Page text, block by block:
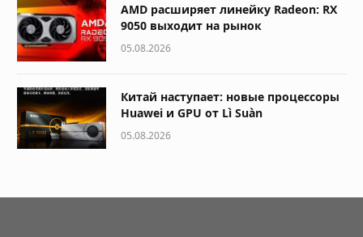
AMD расширяет линейку Radeon: RX
9050 выходит на рынок
05.08.2026
Китай наступает: новые процессоры
Huawei и GPU от Lì Suàn
05.08.2026